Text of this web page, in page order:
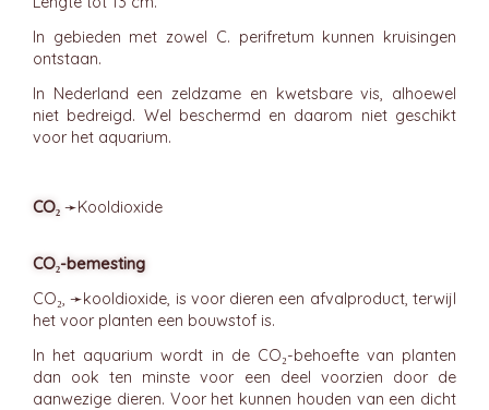
In gebieden met zowel C. perifretum kunnen kruisingen
ontstaan.
In Nederland een zeldzame en kwetsbare vis, alhoewel
niet bedreigd. Wel beschermd en daarom niet geschikt
voor het aquarium.
CO₂ ➛Kooldioxide
CO₂-bemesting
CO₂, ➛kooldioxide, is voor dieren een afvalproduct, terwijl
het voor planten een bouwstof is.
In het aquarium wordt in de CO₂-behoefte van planten
dan ook ten minste voor een deel voorzien door de
aanwezige dieren. Voor het kunnen houden van een dicht